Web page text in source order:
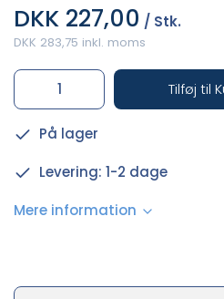
DKK 227,00 / Stk.
DKK 283,75 inkl. moms
Tilføj til
På lager
Levering: 1-2 dage
Mere information